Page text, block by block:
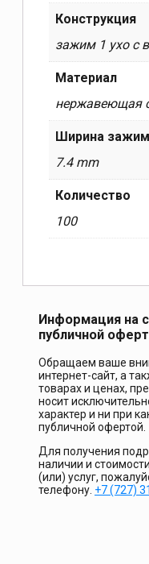
Конструкция
зажим 1 ухо с
Материал
нержавеющая
Ширина
7.4 mm
Количество
100
Информация на
публичной
Обращаем ваше
интернет-сайт, а
товарах и ценах,
носит
характер и ни при
публичной офертой.
Для получения
наличии и
(или) услуг,
телефону. +7 (727)